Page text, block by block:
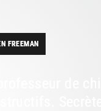
FREEMAN
de